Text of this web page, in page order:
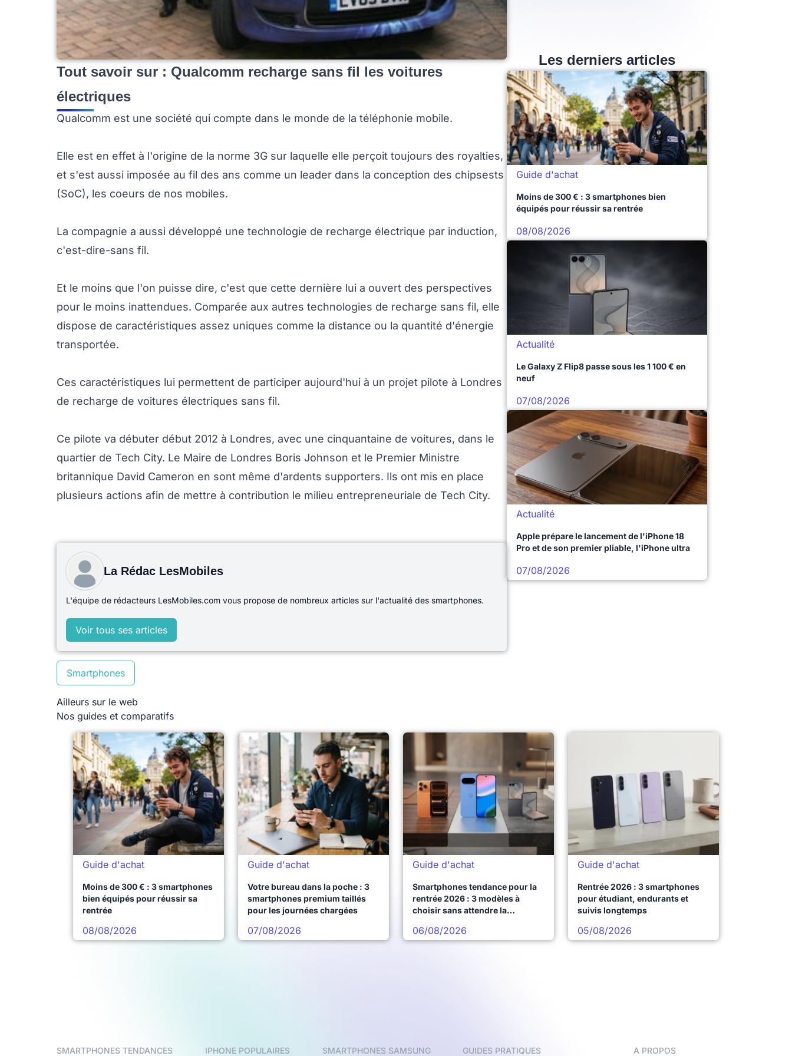
Tout savoir sur : Qualcomm recharge sans fil les voitures
électriques
Qualcomm est une société qui compte dans le monde de la téléphonie mobile.
Elle est en effet à l'origine de la norme 3G sur laquelle elle perçoit toujours des royalties,
et s'est aussi imposée au fil des ans comme un leader dans la conception des chipsests
(SoC), les coeurs de nos mobiles.
La compagnie a aussi développé une technologie de recharge électrique par induction,
c'est-dire-sans fil.
Et le moins que l'on puisse dire, c'est que cette dernière lui a ouvert des perspectives
pour le moins inattendues. Comparée aux autres technologies de recharge sans fil, elle
dispose de caractéristiques assez uniques comme la distance ou la quantité d'énergie
transportée.
Ces caractéristiques lui permettent de participer aujourd'hui à un projet pilote à Londres
de recharge de voitures électriques sans fil.
Ce pilote va débuter début 2012 à Londres, avec une cinquantaine de voitures, dans le
quartier de Tech City. Le Maire de Londres Boris Johnson et le Premier Ministre
britannique David Cameron en sont même d'ardents supporters. Ils ont mis en place
plusieurs actions afin de mettre à contribution le milieu entrepreneuriale de Tech City.
La Rédac LesMobiles
L'équipe de rédacteurs LesMobiles.com vous propose de nombreux articles sur l'actualité des smartphones.
Voir tous ses articles
Smartphones
Ailleurs sur le web
Les derniers articles
Guide d'achat
Moins de 300 € : 3 smartphones bien
équipés pour réussir sa rentrée
08/08/2026
Actualité
Le Galaxy Z Flip8 passe sous les 1 100 € en
neuf
07/08/2026
Actualité
Apple prépare le lancement de l'iPhone 18
Pro et de son premier pliable, l'iPhone ultra
07/08/2026
Nos guides et comparatifs
Guide d'achat
Moins de 300 € : 3 smartphones
bien équipés pour réussir sa
rentrée
08/08/2026
Guide d'achat
Votre bureau dans la poche : 3
smartphones premium taillés
pour les journées chargées
07/08/2026
Guide d'achat
Smartphones tendance pour la
rentrée 2026 : 3 modèles à
choisir sans attendre la
06/08/2026
Guide d'achat
Rentrée 2026 : 3 smartphones
pour étudiant, endurants et
suivis longtemps
05/08/2026
SMARTPHONES TENDANCES IPHONE POPULAIRES SMARTPHONES SAMSUNG GUIDES PRATIQUES A PROPOS